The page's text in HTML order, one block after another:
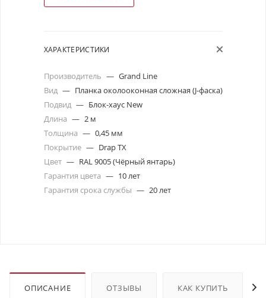
ХАРАКТЕРИСТИКИ
Производитель — Grand Line
Вид — Планка околооконная сложная (J-фаска)
Подвид — Блок-хаус New
Длина — 2 м
Толщина — 0,45 мм
Покрытие — Drap TX
Цвет — RAL 9005 (Чёрный янтарь)
Гарантия цвета — 10 лет
Гарантия срока службы — 20 лет
ОПИСАНИЕ ОТЗЫВЫ КАК КУПИТЬ